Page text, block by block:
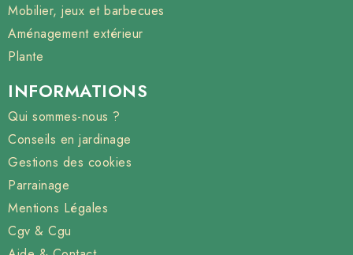
Mobilier, jeux et barbecues
Aménagement extérieur
Plante
INFORMATIONS
Qui sommes-nous ?
Conseils en jardinage
Gestions des cookies
Parrainage
Mentions Légales
Cgv & Cgu